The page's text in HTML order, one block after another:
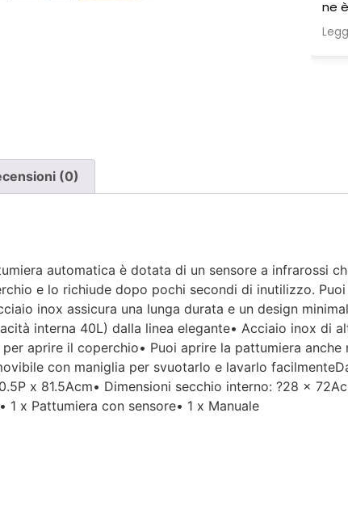
stato comunicato che erano in
corriere. Da allora nessun
Per un'azienda che vende
esclusivamente online, mi
aspettavo un servizio clienti molto
più efficiente. L'assistenza è
disponibile solo in fasce orarie
molto limitate e, nel mio caso, la
gestione del post-vendita è stata
lenta e poco rassicurante.
(0)
automatica è dotata di un sensore a infrarossi
e lo richiude dopo pochi secondi di inutilizzo.
inox assicura una lunga durata e un design
interna 40L) dalla linea elegante• Acciaio inox di
aprire il coperchio• Puoi aprire la pattumiera
con maniglia per svuotarlo e lavarlo
x 81.5Acm• Dimensioni secchio interno: ?28 x
x Pattumiera con sensore• 1 x Manuale